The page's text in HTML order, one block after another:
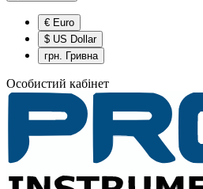
€ Euro
$ US Dollar
грн. Гривна
Особистий кабінет